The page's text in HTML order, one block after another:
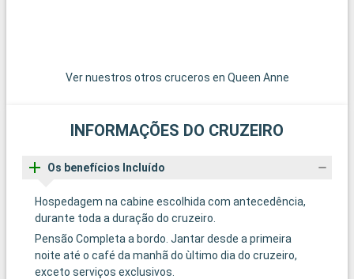
Ver nuestros otros cruceros en Queen Anne
INFORMAÇÕES DO CRUZEIRO
Os benefícios Incluído
Hospedagem na cabine escolhida com antecedência,
durante toda a duração do cruzeiro.
Pensão Completa a bordo. Jantar desde a primeira
noite até o café da manhã do ùltimo dia do cruzeiro,
exceto serviços exclusivos.